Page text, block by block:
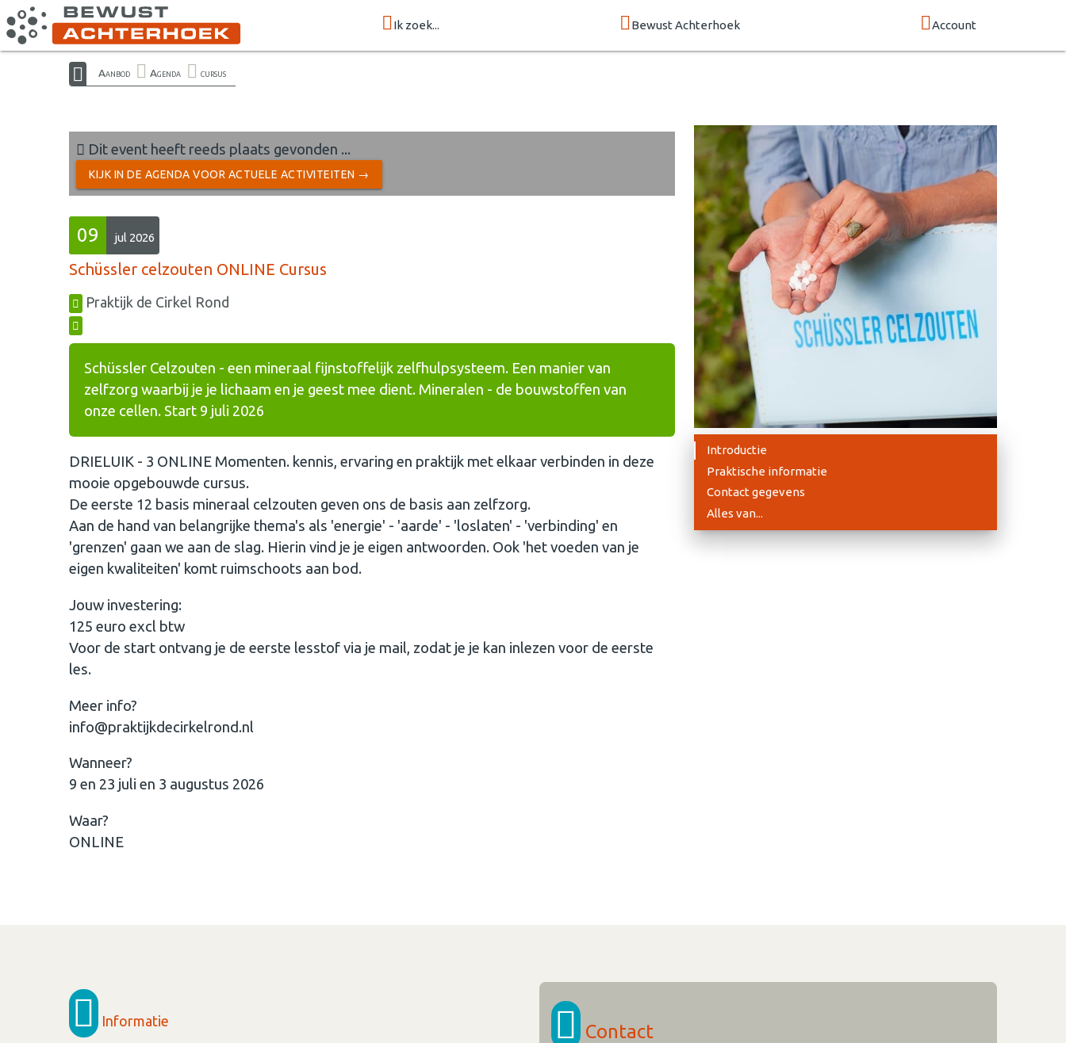
Ik zoek... Bewust Achterhoek Account
Aanbod Agenda cursus
Dit event heeft reeds plaats gevonden ...
KIJK IN DE AGENDA VOOR ACTUELE ACTIVITEITEN →
09 jul 2026
Schüssler celzouten ONLINE Cursus
Praktijk de Cirkel Rond
Schüssler Celzouten - een mineraal fijnstoffelijk zelfhulpsysteem. Een manier van
zelfzorg waarbij je je lichaam en je geest mee dient. Mineralen - de bouwstoffen van
onze cellen. Start 9 juli 2026
DRIELUIK - 3 ONLINE Momenten. kennis, ervaring en praktijk met elkaar verbinden in deze
mooie opgebouwde cursus.
De eerste 12 basis mineraal celzouten geven ons de basis aan zelfzorg.
Aan de hand van belangrijke thema's als 'energie' - 'aarde' - 'loslaten' - 'verbinding' en
'grenzen' gaan we aan de slag. Hierin vind je je eigen antwoorden. Ook 'het voeden van je
eigen kwaliteiten' komt ruimschoots aan bod.
Jouw investering:
125 euro excl btw
Voor de start ontvang je de eerste lesstof via je mail, zodat je je kan inlezen voor de eerste
les.
Meer info?
info@praktijkdecirkelrond.nl
Wanneer?
9 en 23 juli en 3 augustus 2026
Waar?
ONLINE
Introductie
Praktische informatie
Contact gegevens
Alles van...
Informatie Contact